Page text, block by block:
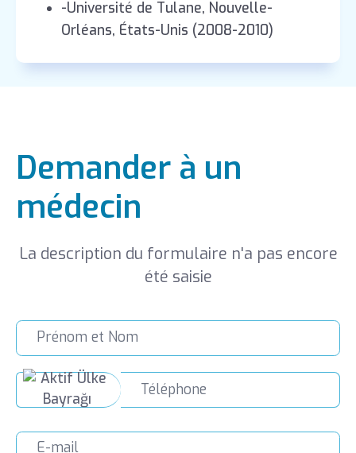
-Université de Tulane, Nouvelle-
Orléans, États-Unis (2008-2010)
Demander à un
médecin
La description du formulaire n'a pas encore
été saisie